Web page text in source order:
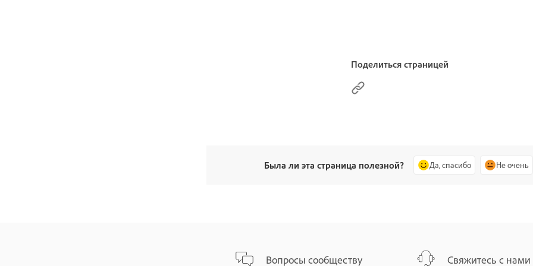
Поделиться страницей
Была ли эта страница полезной? Да, спасибо Не очень
Вопросы сообществу Свяжитесь с нами